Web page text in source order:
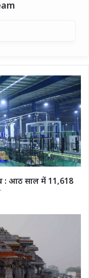
: आठ साल में 11,618